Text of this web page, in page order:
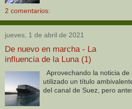
2 comentarios:
jueves, 1 de abril de 2021
De nuevo en marcha - La
influencia de la Luna (1)
Aprovechando la noticia de
utilizado un título
del canal de Suez, pero